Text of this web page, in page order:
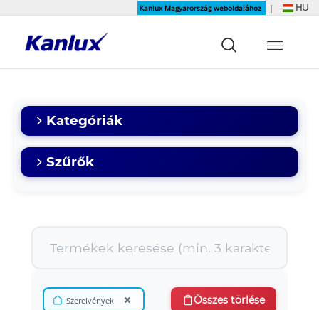
Kanlux Magyarország weboldalához | HU
główna
Kategóriák
Szűrők
Szerelvények × Összes törlése